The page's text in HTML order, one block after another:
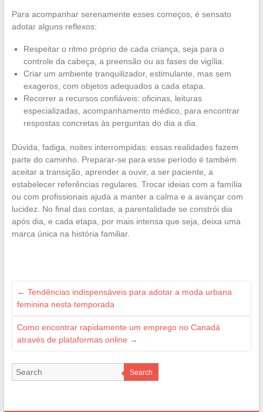
Para acompanhar serenamente esses começos, é sensato
adotar alguns reflexos:
Respeitar o ritmo próprio de cada criança, seja para o
controle da cabeça, a preensão ou as fases de vigília.
Criar um ambiente tranquilizador, estimulante, mas sem
exageros, com objetos adequados a cada etapa.
Recorrer a recursos confiáveis: oficinas, leituras
especializadas, acompanhamento médico, para encontrar
respostas concretas às perguntas do dia a dia.
Dúvida, fadiga, noites interrompidas: essas realidades fazem
parte do caminho. Preparar-se para esse período é também
aceitar a transição, aprender a ouvir, a ser paciente, a
estabelecer referências regulares. Trocar ideias com a família
ou com profissionais ajuda a manter a calma e a avançar com
lucidez. No final das contas, a parentalidade se constrói dia
após dia, e cada etapa, por mais intensa que seja, deixa uma
marca única na história familiar.
← Tendências indispensáveis para adotar a moda urbana
feminina nesta temporada
Como encontrar rapidamente um emprego no Canadá
através de plataformas online →
Search